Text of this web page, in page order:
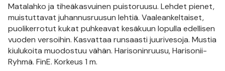
Matalahko ja tiheäkasvuinen puistoruusu. Lehdet pienet,
muistuttavat juhannusruusun lehtiä. Vaaleankeltaiset,
puolikerrotut kukat puhkeavat kesäkuun lopulla edellisen
vuoden versoihin. Kasvattaa runsaasti juurivesoja. Mustia
kiulukoita muodostuu vähän. Harisoninruusu, Harisonii-
Ryhmä. FinE. Korkeus 1 m.